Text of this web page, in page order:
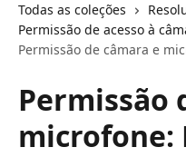
Todas as coleções
Permissão de acesso à
Permissão de câmara e
Permissão
microfone: